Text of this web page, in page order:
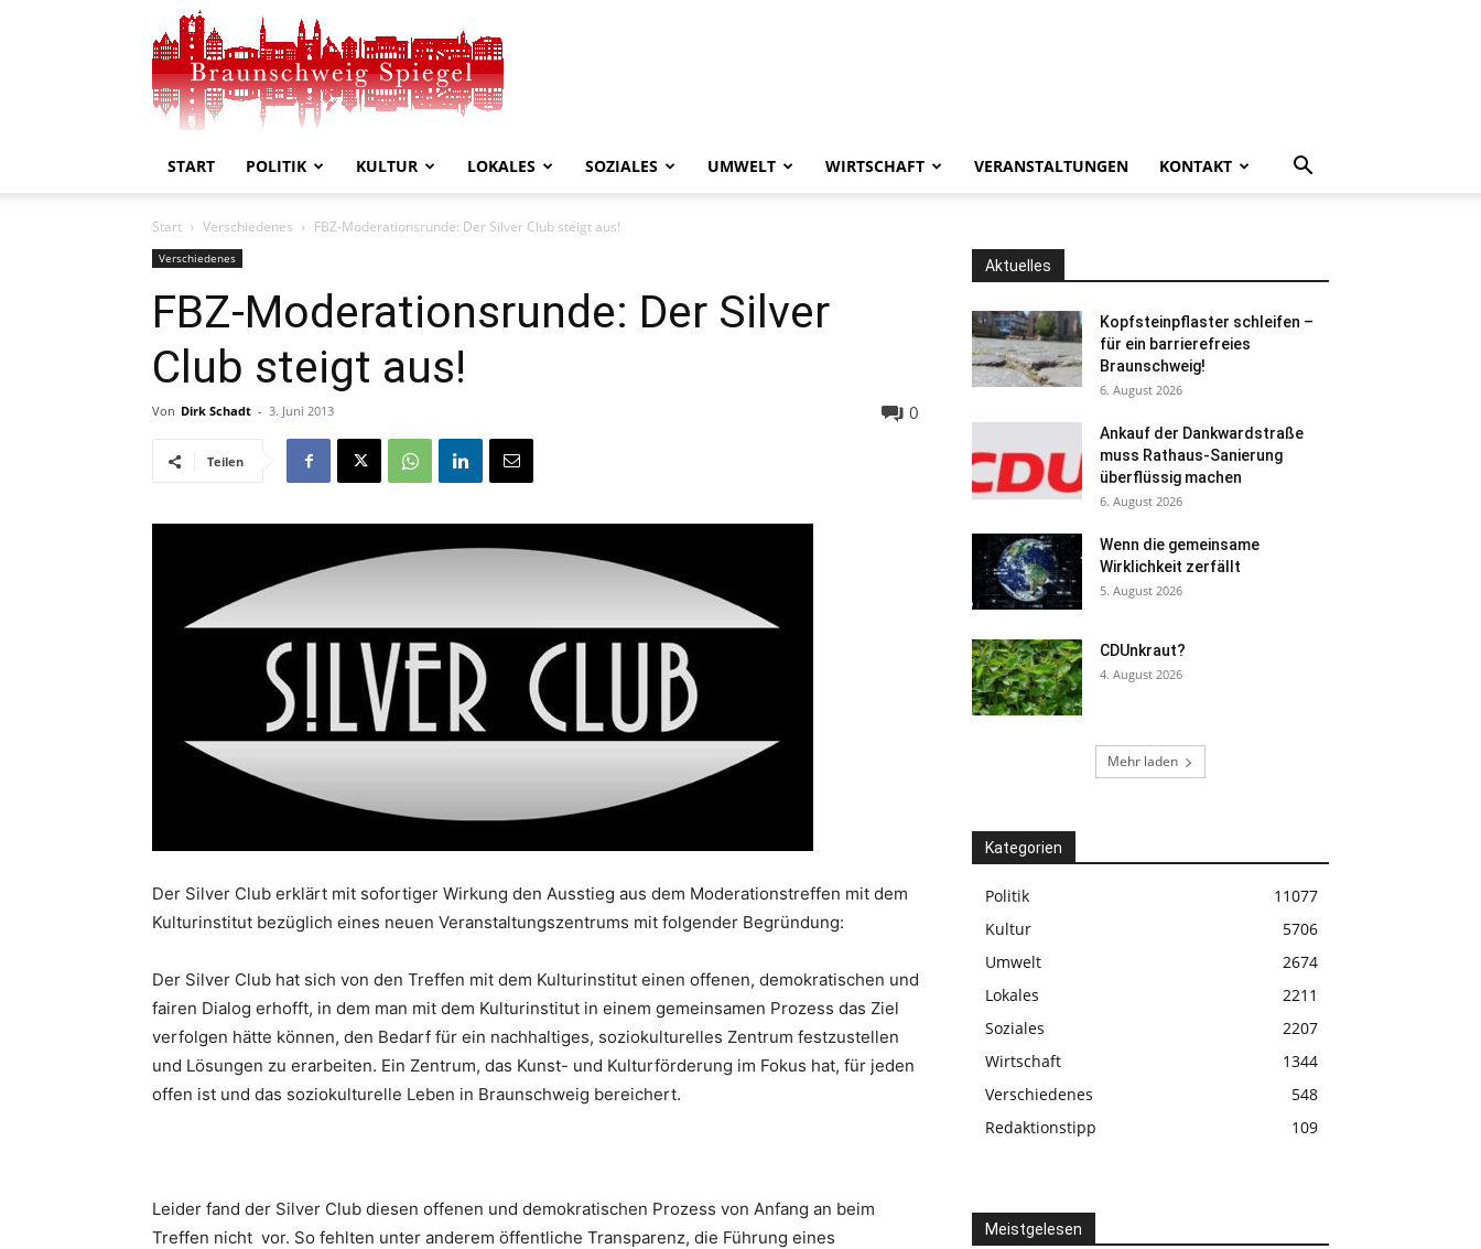
Spiegel
START POLITIK KULTUR LOKALES SOZIALES UMWELT WIRTSCHAFT VERANSTALTUNGEN KONTAKT
Start Verschiedenes FBZ-Moderationsrunde: Der Silver Club steigt aus!
Verschiedenes
FBZ-Moderationsrunde: Der Silver
Club steigt aus!
Von Dirk Schadt - 3. Juni 2013 0
Teilen
Der Silver Club erklärt mit sofortiger Wirkung den Ausstieg aus dem Moderationstreffen mit dem
Kulturinstitut bezüglich eines neuen Veranstaltungszentrums mit folgender Begründung:
Der Silver Club hat sich von den Treffen mit dem Kulturinstitut einen offenen, demokratischen und
fairen Dialog erhofft, in dem man mit dem Kulturinstitut in einem gemeinsamen Prozess das Ziel
verfolgen hätte können, den Bedarf für ein nachhaltiges, soziokulturelles Zentrum festzustellen
und Lösungen zu erarbeiten. Ein Zentrum, das Kunst- und Kulturförderung im Fokus hat, für jeden
offen ist und das soziokulturelle Leben in Braunschweig bereichert.
Leider fand der Silver Club diesen offenen und demokratischen Prozess von Anfang an beim
Treffen nicht vor. So fehlten unter anderem öffentliche Transparenz, die Führung eines
Aktuelles
Kopfsteinpflaster schleifen –
für ein barrierefreies
Braunschweig!
6. August 2026
Ankauf der Dankwardstraße
muss Rathaus-Sanierung
überflüssig machen
6. August 2026
Wenn die gemeinsame
Wirklichkeit zerfällt
5. August 2026
CDUnkraut?
4. August 2026
Mehr laden
Kategorien
Politik
11077
Kultur
5706
Umwelt
2674
Lokales
2211
Soziales
2207
Wirtschaft
1344
Verschiedenes
548
Redaktionstipp
109
Meistgelesen